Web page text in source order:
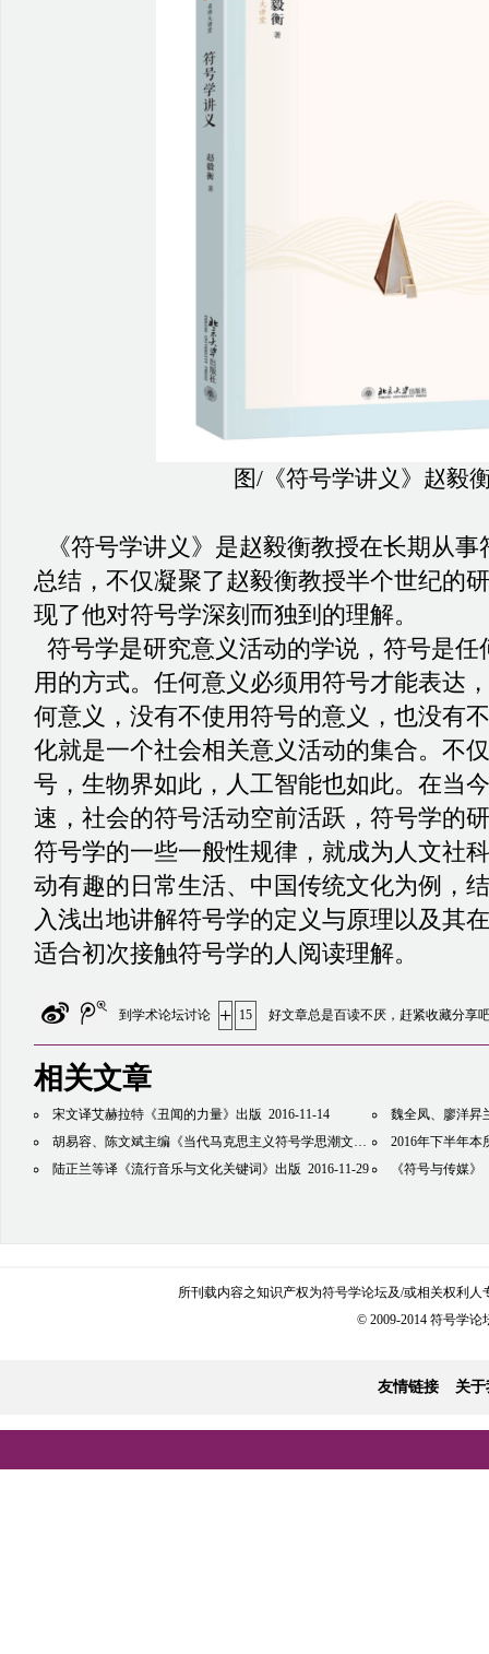
图/《符号学讲义》赵毅
《符号学讲义》是赵毅衡教授在长期从
总结，不仅凝聚了赵毅衡教授半个世纪的
现了他对符号学深刻而独到的理解。
符号学是研究意义活动的学说，符号是任
用的方式。任何意义必须用符号才能表达
何意义，没有不使用符号的意义，也没有
化就是一个社会相关意义活动的集合。不
号，生物界如此，人工智能也如此。在当
速，社会的符号活动空前活跃，符号学的
符号学的一些一般性规律，就成为人文社
动有趣的日常生活、中国传统文化为例，
入浅出地讲解符号学的定义与原理以及其
适合初次接触符号学的人阅读理解。
到学术论坛讨论 + 15 好文章总是百读不厌，赶紧收藏分享
相关文章
宋文译艾赫拉特《丑闻的力量》出版 2016-11-14
胡易容、陈文斌主编《当代马克思主义符号学思潮文选》出版
2016-11-21
陆正兰等译《流行音乐与文化关键词》出版 2016-11-29
魏全凤、廖洋昇兰
2016年下半年本
《符号与传媒
所刊载内容之知识产权为符号学论坛及/或相关权利
© 2009-2014 符号学论
友情链接 关于